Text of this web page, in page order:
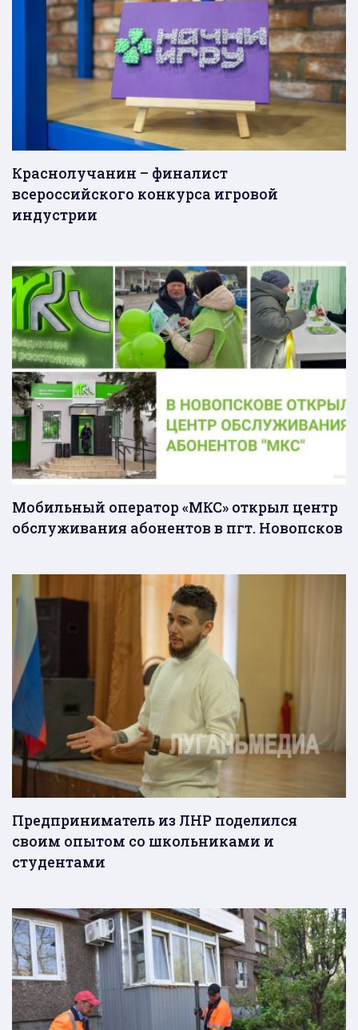
Краснолучанин – финалист
всероссийского конкурса игровой
индустрии
Мобильный оператор «МКС» открыл центр
обслуживания абонентов в пгт. Новопсков
Предприниматель из ЛНР поделился
своим опытом со школьниками и
студентами